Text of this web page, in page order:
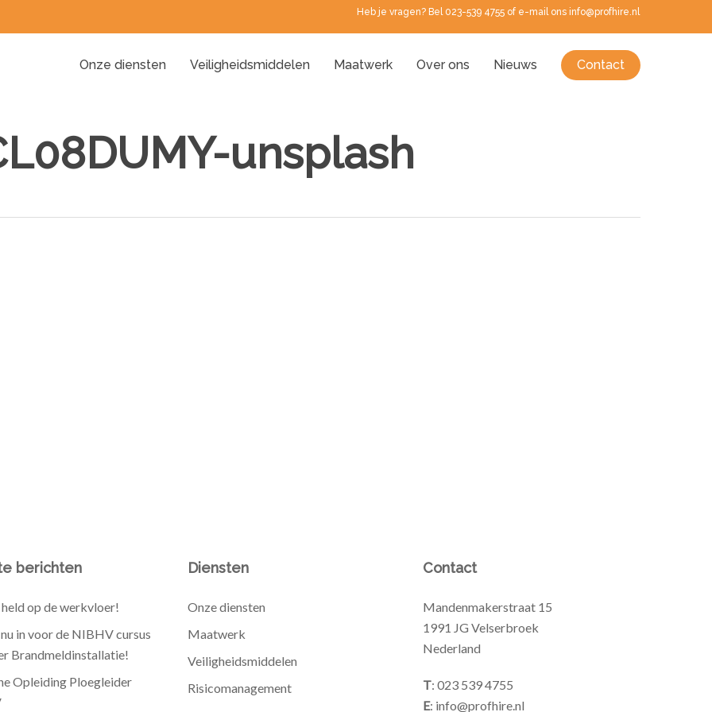
Heb je vragen? Bel 023-539 4755 of e-mail ons info@profhire.nl
Onze diensten Veiligheidsmiddelen Maatwerk Over ons Nieuws Contact
unsplash
berichten
op de werkvloer!
in voor de NIBHV cursus
Brandmeldinstallatie!
Opleiding Ploegleider
Diensten
Onze diensten
Maatwerk
Veiligheidsmiddelen
Risicomanagement
Contact
Mandenmakerstraat 15
1991 JG Velserbroek
Nederland
T: 023 539 4755
E: info@profhire.nl